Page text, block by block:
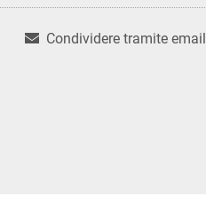
Condividere tramite email